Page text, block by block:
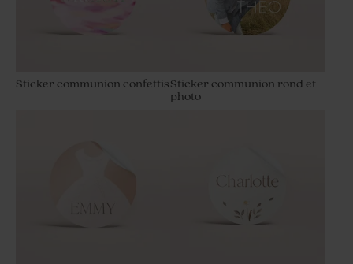
Sticker communion confettisSticker communion rond et
photo